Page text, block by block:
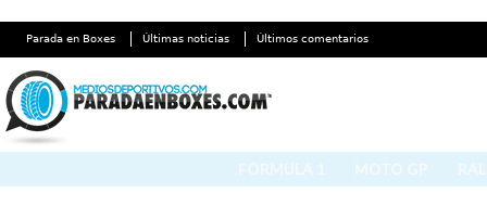
Parada en Boxes Últimas noticias Últimos comentarios